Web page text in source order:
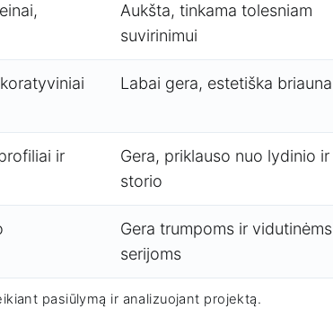
Aukšta, tinkama tolesniam
suvirinimui
Labai gera, estetiška briauna
ir
Gera, priklauso nuo lydinio ir
storio
Gera trumpoms ir vidutinėms
serijoms
pasiūlymą ir analizuojant projektą.